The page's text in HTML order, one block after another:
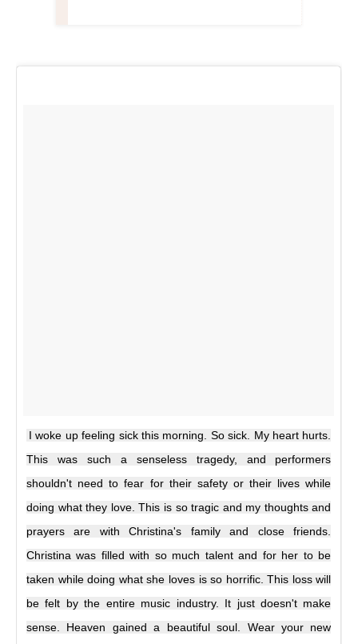
I woke up feeling sick this morning. So sick. My heart hurts.
This was such a senseless tragedy, and performers
shouldn't need to fear for their safety or their lives while
doing what they love. This is so tragic and my thoughts and
prayers are with Christina's family and close friends.
Christina was filled with so much talent and for her to be
taken while doing what she loves is so horrific. This loss will
be felt by the entire music industry. It just doesn't make
sense. Heaven gained a beautiful soul. Wear your new